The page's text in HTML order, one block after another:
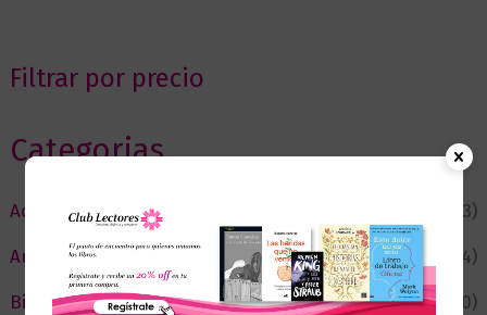
Filtrar por precio
Categorias
Actualidad
(53)
Autor del Mes
(4)
Bienestar
(230)